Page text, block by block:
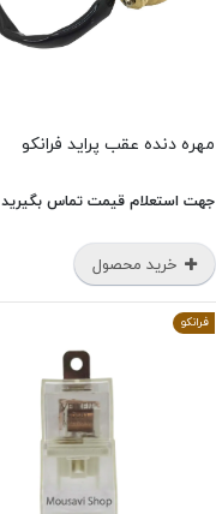
مهره دنده عقب پراید فرانکو
جهت استعلام قیمت تماس بگیرید
خرید محصول
فرانکو